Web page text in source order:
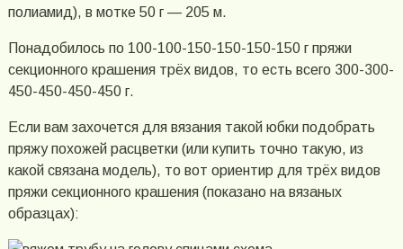
полиамид), в мотке 50 г — 205 м.
Понадобилось по 100-100-150-150-150-150 г пряжи
секционного крашения трёх видов, то есть всего 300-300-
450-450-450-450 г.
Если вам захочется для вязания такой юбки подобрать
пряжу похожей расцветки (или купить точно такую, из
какой связана модель), то вот ориентир для трёх видов
пряжи секционного крашения (показано на вязаных
образцах):